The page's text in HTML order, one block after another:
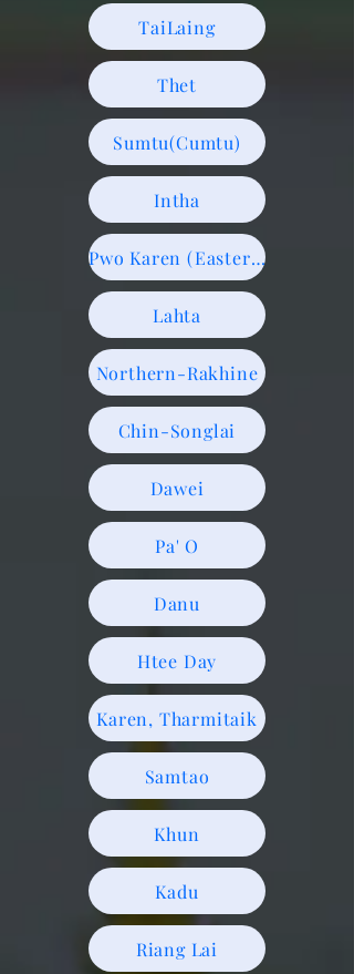
TaiLaing
Thet
Sumtu(Cumtu)
Intha
Pwo Karen (Eastern)
Lahta
Northern-Rakhine
Chin-Songlai
Dawei
Pa' O
Danu
Htee Day
Karen, Tharmitaik
Samtao
Khun
Kadu
Riang Lai